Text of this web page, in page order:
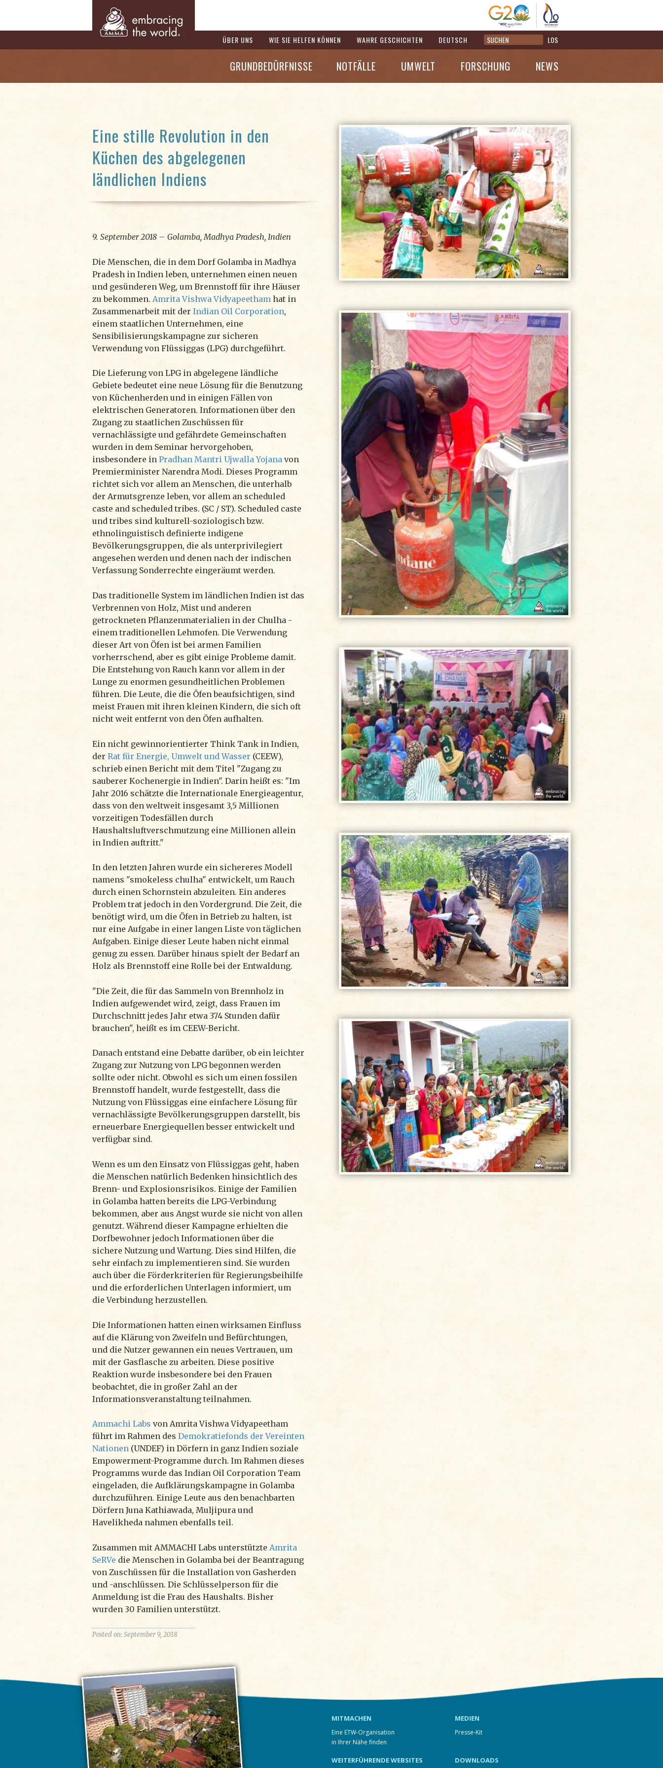
ÜBER UNS WIE SIE HELFEN KÖNNEN WAHRE GESCHICHTEN DEUTSCH LOS
GRUNDBEDÜRFNISSE NOTFÄLLE UMWELT FORSCHUNG NEWS
Eine stille Revolution in den
Küchen des abgelegenen
ländlichen Indiens
9. September 2018 – Golamba, Madhya Pradesh, Indien
Die Menschen, die in dem Dorf Golamba in Madhya
Pradesh in Indien leben, unternehmen einen neuen
und gesünderen Weg, um Brennstoff für ihre Häuser
zu bekommen. Amrita Vishwa Vidyapeetham hat in
Zusammenarbeit mit der Indian Oil Corporation,
einem staatlichen Unternehmen, eine
Sensibilisierungskampagne zur sicheren
Verwendung von Flüssiggas (LPG) durchgeführt.
Die Lieferung von LPG in abgelegene ländliche
Gebiete bedeutet eine neue Lösung für die Benutzung
von Küchenherden und in einigen Fällen von
elektrischen Generatoren. Informationen über den
Zugang zu staatlichen Zuschüssen für
vernachlässigte und gefährdete Gemeinschaften
wurden in dem Seminar hervorgehoben,
insbesondere in Pradhan Mantri Ujwalla Yojana von
Premierminister Narendra Modi. Dieses Programm
richtet sich vor allem an Menschen, die unterhalb
der Armutsgrenze leben, vor allem an scheduled
caste and scheduled tribes. (SC / ST). Scheduled caste
und tribes sind kulturell-soziologisch bzw.
ethnolinguistisch definierte indigene
Bevölkerungsgruppen, die als unterprivilegiert
angesehen werden und denen nach der indischen
Verfassung Sonderrechte eingeräumt werden.
Das traditionelle System im ländlichen Indien ist das
Verbrennen von Holz, Mist und anderen
getrockneten Pflanzenmaterialien in der Chulha -
einem traditionellen Lehmofen. Die Verwendung
dieser Art von Öfen ist bei armen Familien
vorherrschend, aber es gibt einige Probleme damit.
Die Entstehung von Rauch kann vor allem in der
Lunge zu enormen gesundheitlichen Problemen
führen. Die Leute, die die Öfen beaufsichtigen, sind
meist Frauen mit ihren kleinen Kindern, die sich oft
nicht weit entfernt von den Öfen aufhalten.
Ein nicht gewinnorientierter Think Tank in Indien,
der Rat für Energie, Umwelt und Wasser (CEEW),
schrieb einen Bericht mit dem Titel "Zugang zu
sauberer Kochenergie in Indien". Darin heißt es: "Im
Jahr 2016 schätzte die Internationale Energieagentur,
dass von den weltweit insgesamt 3,5 Millionen
vorzeitigen Todesfällen durch
Haushaltsluftverschmutzung eine Millionen allein
in Indien auftritt."
In den letzten Jahren wurde ein sichereres Modell
namens "smokeless chulha" entwickelt, um Rauch
durch einen Schornstein abzuleiten. Ein anderes
Problem trat jedoch in den Vordergrund. Die Zeit, die
benötigt wird, um die Öfen in Betrieb zu halten, ist
nur eine Aufgabe in einer langen Liste von täglichen
Aufgaben. Einige dieser Leute haben nicht einmal
genug zu essen. Darüber hinaus spielt der Bedarf an
Holz als Brennstoff eine Rolle bei der Entwaldung.
"Die Zeit, die für das Sammeln von Brennholz in
Indien aufgewendet wird, zeigt, dass Frauen im
Durchschnitt jedes Jahr etwa 374 Stunden dafür
brauchen", heißt es im CEEW-Bericht.
Danach entstand eine Debatte darüber, ob ein leichter
Zugang zur Nutzung von LPG begonnen werden
sollte oder nicht. Obwohl es sich um einen fossilen
Brennstoff handelt, wurde festgestellt, dass die
Nutzung von Flüssiggas eine einfachere Lösung für
vernachlässigte Bevölkerungsgruppen darstellt, bis
erneuerbare Energiequellen besser entwickelt und
verfügbar sind.
Wenn es um den Einsatz von Flüssiggas geht, haben
die Menschen natürlich Bedenken hinsichtlich des
Brenn- und Explosionsrisikos. Einige der Familien
in Golamba hatten bereits die LPG-Verbindung
bekommen, aber aus Angst wurde sie nicht von allen
genutzt. Während dieser Kampagne erhielten die
Dorfbewohner jedoch Informationen über die
sichere Nutzung und Wartung. Dies sind Hilfen, die
sehr einfach zu implementieren sind. Sie wurden
auch über die Förderkriterien für Regierungsbeihilfe
und die erforderlichen Unterlagen informiert, um
die Verbindung herzustellen.
Die Informationen hatten einen wirksamen Einfluss
auf die Klärung von Zweifeln und Befürchtungen,
und die Nutzer gewannen ein neues Vertrauen, um
mit der Gasflasche zu arbeiten. Diese positive
Reaktion wurde insbesondere bei den Frauen
beobachtet, die in großer Zahl an der
Informationsveranstaltung teilnahmen.
Ammachi Labs von Amrita Vishwa Vidyapeetham
führt im Rahmen des Demokratiefonds der Vereinten
Nationen (UNDEF) in Dörfern in ganz Indien soziale
Empowerment-Programme durch. Im Rahmen dieses
Programms wurde das Indian Oil Corporation Team
eingeladen, die Aufklärungskampagne in Golamba
durchzuführen. Einige Leute aus den benachbarten
Dörfern Juna Kathiawada, Muljipura und
Havelikheda nahmen ebenfalls teil.
Zusammen mit AMMACHI Labs unterstützte Amrita
SeRVe die Menschen in Golamba bei der Beantragung
von Zuschüssen für die Installation von Gasherden
und -anschlüssen. Die Schlüsselperson für die
Anmeldung ist die Frau des Haushalts. Bisher
wurden 30 Familien unterstützt.
Posted on: September 9, 2018
MITMACHEN
Eine ETW-Organisation
in Ihrer Nähe finden
WEITERFÜHRENDE WEBSITES
MEDIEN
Presse-Kit
DOWNLOADS